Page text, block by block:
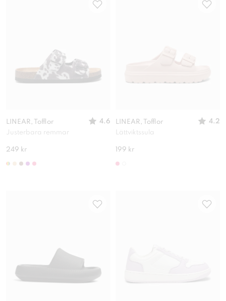
LINEAR, Tofflor
4.6
Justerbara remmar
249 kr
LINEAR, Tofflor
4.2
Lättviktssula
199 kr